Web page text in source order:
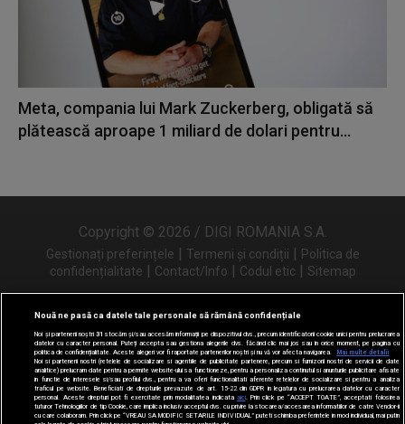
Meta, compania lui Mark Zuckerberg, obligată să
plătească aproape 1 miliard de dolari pentru...
Copyright © 2026 / DIGI ROMANIA S.A.
Gestionați preferințele | Termeni și condiții | Politica de
confidențialitate | Contact/Info | Codul etic | Sitemap
Urmărește-ne și pe
Nouă ne pasă ca datele tale personale să rămână confidențiale
Noi și partenerii noștri31 stocăm și/sau accesăm informații pe dispozitivul dvs., precum identificatorii cookie unici pentru prelucrarea
datelor cu caracter personal. Puteți accepta sau gestiona alegerile dvs. făcând clic mai jos sau în orice moment, pe pagina cu
politica de confidențialitate. Aceste alegeri vor fi raportate partenerilor noștri și nu vă vor afecta navigarea.
Mai multe detalii
Noi si partenerii nostri (retelele de socializare si agentiile de publicitate partenere, precum si furnizorii nostri de servicii de date
analitice) prelucram date pentru a permite website-ului sa functioneze, pentru a personaliza continutul si anunturile publicitare afisate
in functie de interesele si/sau profilul dvs., pentru a va oferi functionalitati aferente retelelor de socializare si pentru a analiza
traficul pe website. Beneficiati de drepturile prevazute de art. 15-22 din GDPR in legatura cu prelucrarea datelor cu caracter
personal. Aceste drepturi pot fi exercitate prin modalitatea indicata aici. Prin click pe “ACCEPT TOATE”, acceptati folosirea
tuturor Tehnologiilor de tip Cookie, care implica inclusiv acceptul dvs. cu privire la stocarea/accesarea informatiilor de catre Vendor-ii
cu care colaboram. Prin click pe “VREAU SA MODIFIC SETARILE INDIVIDUAL” puteti schimba preferintele in mod individual, mai putin